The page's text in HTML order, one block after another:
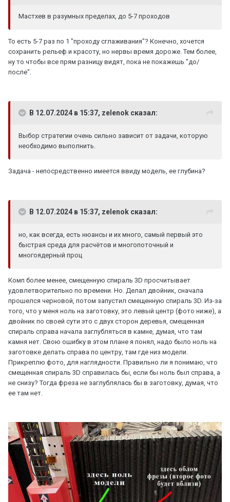
Мастхев в разумных пределах, до 5-7 проходов
То есть 5-7 раз по 1 "проходу сглаживания"? Конечно, хочется
сохранить рельеф и красоту, но нервы время дороже. Тем более,
ну то чтобы все прям разницу видят, пока не покажешь "до/
после".
В 12.07.2024 в 15:37, zelenok сказал:
Выбор стратегии очень сильно зависит от задачи, которую
необходимо выполнить.
Задача - непосредственно имеется ввиду модель, ее глубина?
В 12.07.2024 в 15:37, zelenok сказал:
но, как всегда, есть нюансы и их много, самый первый это
быстрая среда для расчётов и многопоточный и
многоядерный проц
Комп более менее, смещенную спираль 3D просчитывает
удовлетворительно по времени. Но. Делал двойник, сначала
прошелся черновой, потом запустил смещенную спираль 3D. Из-за
того, что у меня ноль на заготовку, это левый центр (фото ниже), а
двойник по своей сути это с двух сторон деревья, смещенная
спираль справа начала заглубляться в камне, думая, что там
камня нет. Свою ошибку в этом плане я понял, надо было ноль на
заготовке делать справа по центру, там где низ модели.
Прикреплю фото, для наглядности. Правильно ли я понимаю, что
смещенная спираль 3D справилась бы, если бы ноль был справа, а
не снизу? Тогда фреза не заглублялась бы в заготовку, думая, что
ее там нет.